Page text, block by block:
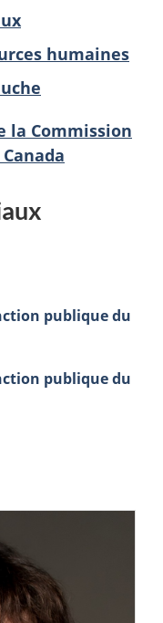
humaines
la Commission
publique du
publique du